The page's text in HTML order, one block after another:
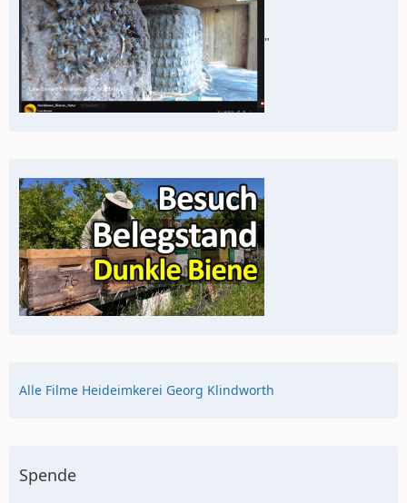
"
Alle Filme Heideimkerei Georg Klindworth
Spende